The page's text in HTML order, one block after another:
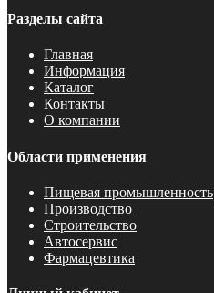
Разделы сайта
Главная
Информация
Каталог
Контакты
О компании
Области применения
Пищевая промышленность
Производство
Строительство
Автосервис
Фармацевтика